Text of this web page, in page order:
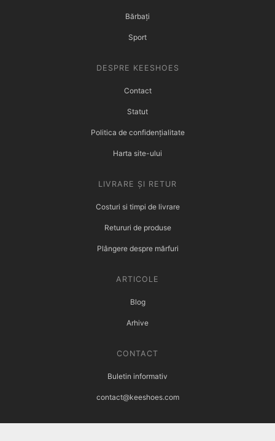
Bărbați
Sport
DESPRE KEESHOES
Contact
Statut
Politica de confidențialitate
Harta site-ului
LIVRARE ȘI RETUR
Costuri si timpi de livrare
Retururi de produse
Plângere despre mărfuri
ARTICOLE
Blog
Arhive
CONTACT
Buletin informativ
contact@keeshoes.com